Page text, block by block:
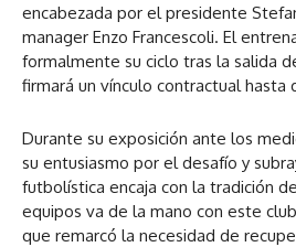
encabezada por el presidente
manager Enzo Francescoli. El
formalmente su ciclo tras la salida
firmará un vínculo contractual hasta
Durante su exposición ante los
su entusiasmo por el desafío y
futbolística encaja con la tradición
equipos va de la mano con este
que remarcó la necesidad de